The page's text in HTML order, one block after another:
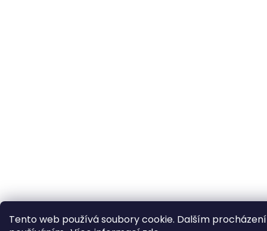
Tento web používá soubory cookie. Dalším